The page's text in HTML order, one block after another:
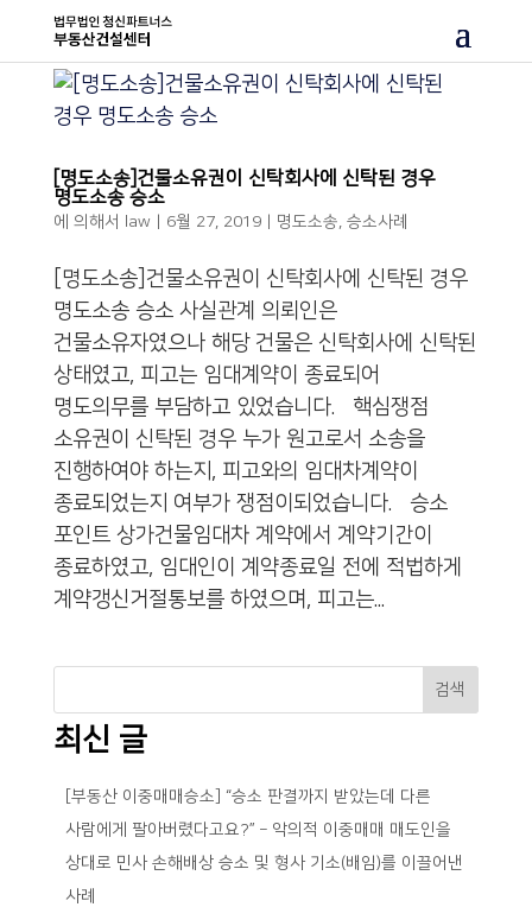
[명도소송]건물소유권이 신탁회사에 신탁된 경우
명도소송 승소
에 의해서 law 6월 27, 2019| 명도소송, 승소사례
[명도소송]건물소유권이 신탁회사에 신탁된 경우
명도소송 승소 사실관계 의뢰인은
건물소유자였으나 해당 건물은 신탁회사에 신탁된
상태였고, 피고는 임대계약이 종료되어
명도의무를 부담하고 있었습니다. 핵심쟁점
소유권이 신탁된 경우 누가 원고로서 소송을
진행하여야 하는지, 피고와의 임대차계약이
종료되었는지 여부가 쟁점이되었습니다. 승소
포인트 상가건물임대차 계약에서 계약기간이
종료하였고, 임대인이 계약종료일 전에 적법하게
계약갱신거절통보를 하였으며, 피고는...
검색
최신 글
[부동산 이중매매승소] “승소 판결까지 받았는데 다른
사람에게 팔아버렸다고요?” – 악의적 이중매매 매도인을
상대로 민사 손해배상 승소 및 형사 기소(배임)를 이끌어낸
사례